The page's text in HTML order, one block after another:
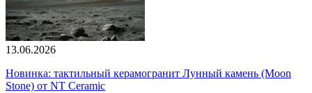
13.06.2026
Новинка: тактильный керамогранит Лунный камень (Moon
Stone) от NT Ceramic